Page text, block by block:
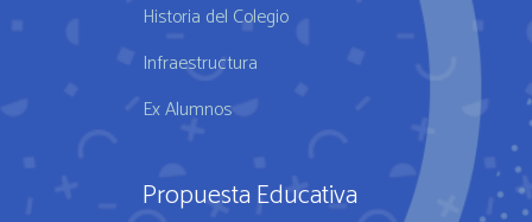
Historia del Colegio
Infraestructura
Ex Alumnos
Propuesta Educativa